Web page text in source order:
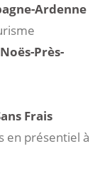
Ardenne
Noës-Près-
Frais
en présentiel à